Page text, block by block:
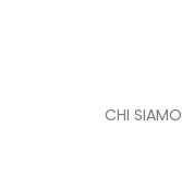
CHI SIAMO